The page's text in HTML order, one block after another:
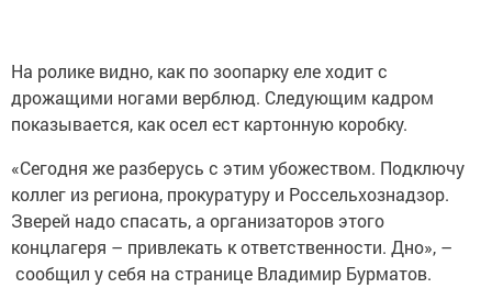
На ролике видно, как по зоопарку еле ходит с
дрожащими ногами верблюд. Следующим кадром
показывается, как осел ест картонную коробку.
«Сегодня же разберусь с этим убожеством. Подключу
коллег из региона, прокуратуру и Россельхознадзор.
Зверей надо спасать, а организаторов этого
концлагеря – привлекать к ответственности. Дно», –
сообщил у себя на странице Владимир Бурматов.